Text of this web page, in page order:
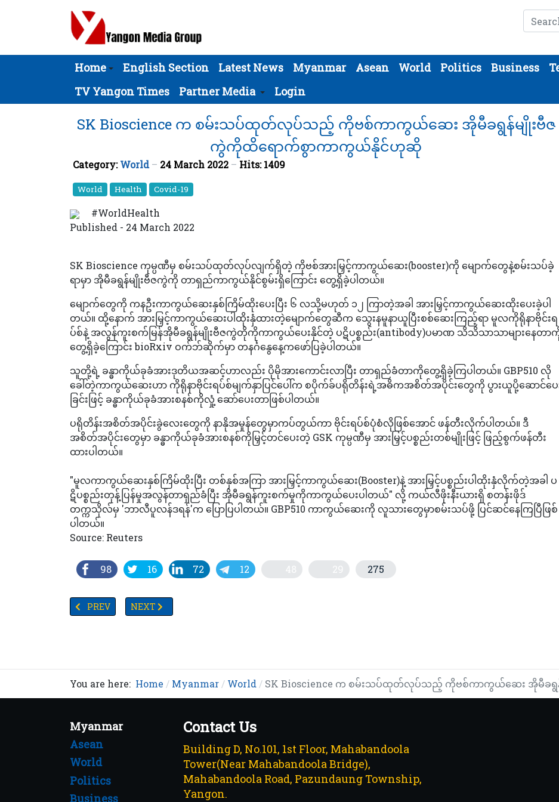
Search
Home English Section Latest News Myanmar Asean World Politics Business
TV Yangon Times
Partner Media Login
SK Bioscience က စမ်းသပ်ထုတ်လုပ်သည့် ကိုဗစ်ကာကွယ်ဆေး အိုမီခရွန်မျိုးဗီဇ
ကွဲကိုထိရောက်စွာကာကွယ်နိုင်ဟုဆို
Category:World 24 March 2022 Hits: 1409
World Health Covid-19
#WorldHealth
Published - 24 March 2022
SK Bioscience ကုမ္ပဏီမှ စမ်းသပ်ထုတ်လုပ်လျက်ရှိတဲ့ ကိုဗစ်အားမြှင့်ကာကွယ်ဆေး(booster)ကို မျောက်တွေနဲ့စမ်းသပ်ခဲ့
ရာမှာ အိုမီခရွန်မျိုးဗီဇကွဲကို တာရှည်ကာကွယ်နိုင်စွမ်းရှိကြောင်း တွေ့ရှိခဲ့ပါတယ်။
မျောက်တွေကို ကနဦးကာကွယ်ဆေးနှစ်ကြိမ်ထိုးပေးပြီး ၆ လသို့မဟုတ် ၁၂ ကြာတဲ့အခါ အားမြှင့်ကာကွယ်ဆေးထိုးပေးခဲ့ပါ
တယ်။ ထို့နောက် အားမြှင့်ကာကွယ်ဆေးပါထိုးနှံထားတဲ့မျောက်တွေဆီက သွေးနမူနာယူပြီးစစ်ဆေးကြည့်ရာ မူလကိုရိုနာဗိုင်းရ
ပ်စ်နဲ့ အလွန်ကူးစက်မြန်အိုမီခရွန်မျိုးဗီဇကွဲတိုကိုကာကွယ်ပေးနိုင်တဲ့ ပဋိပစ္စည်း(antibody)ပမာဏ သိသိသာသာများနေတာ
တွေ့ရှိခဲ့ကြောင်း bioRxiv ဝက်ဘ်ဆိုက်မှာ တနင်္ဂနွေနေ့ကဖော်ပြခဲ့ပါတယ်။
သူတို့ရဲ့ ခန္ဓာကိုယ်ခုခံအားဒုတိယအဆင့်ဟာလည်း ပိုမိုအားကောင်းလာပြီး တာရှည်ခံတာကိုတွေ့ရှိခဲ့ကြပါတယ်။ GBP510 လို
ခေါ်တဲ့ကာကွယ်ဆေးဟာ ကိုရိုနာဗိုင်းရပ်စ်မျက်နှာပြင်ပေါ်က စပိုက်ခ်ပရိုတိန်းရဲ့အဓိကအစိတ်အပိုင်းတွေကို ပွားယူပို့ဆောင်ပေ
ခြင်းဖြင့် ခန္ဓာကိုယ်ခုခံအားစနစ်ကိုလှုံ့ ဆော်ပေးတာဖြစ်ပါတယ်။
ပရိုတိန်းအစိတ်အပိုင်းခွဲလေးတွေကို နာနိုအမှုန်တွေမှာကပ်တွယ်ကာ ဗိုင်းရပ်စ်ပုံစံလိုဖြစ်အောင် ဖန်တီးလိုက်ပါတယ်။ ဒီ
အစိတ်အပိုင်းတွေမှာ ခန္ဓာကိုယ်ခုခံအားစနစ်ကိုမြှင့်တင်ပေးတဲ့ GSK ကုမ္ပဏီမှ အားမြှင့်ပစ္စည်းတစ်မျိုးဖြင့် ဖြည့်စွက်ဖန်တီး
ထားပါတယ်။
"မူလကာကွယ်ဆေးနှစ်ကြိမ်ထိုးပြီး တစ်နှစ်အကြာ အားမြှင့်ကာကွယ်ဆေး(Booster)နဲ့ အားမြှင့်ပစ္စည်းပါထိုးနှံလိုက်တဲ့အခါ ပ
ဋိပစ္စည်းတုန့်ပြန်မှုအလွန်တာရှည်ခံပြီး အိုမီခရွန်ကူးစက်မှုကိုကာကွယ်ပေးပါတယ်" လို့ ကယ်လီဖိုးနီးယားရှိ စတန်းဖိုဒ်
တက္ကသိုလ်မှ 'ဘာလီပူလန်ဒရန်'က ပြောပြပါတယ်။ GBP510 ကာကွယ်ဆေးကို လူသားတွေမှာစမ်းသပ်ဖို့ ပြင်ဆင်နေကြပြီဖြစ်
ပါတယ်။
Source: Reuters
98 16 72 12 48 29 275
PREVIOUS ARTICLE: ရုရှားမှ ဓာတ်ငွေ့ဝယ်ယူခြင်းအတွက် ရုရှားငွေကြေးဖြင့်ပေးချေရန် ပူတင်အလိုရှိ
PREV NEXT ARTICLE: ကိုဗစ်ရောဂါကူးစက်ခံရသူများ ဆီးချိုရောဂါဖြစ်ပွားနိုင်ချေရှိနေသည်ဟု လူနာမှတ်တမ်းများတွင်ဖော်ပြ
NEXT
You are here: Home Myanmar World SK Bioscience က စမ်းသပ်ထုတ်လုပ်သည့် ကိုဗစ်ကာကွယ်ဆေး အိုမီခ
Myanmar
Asean
World
Politics
Business
Contact Us
Building D, No.101, 1st Floor, Mahabandoola
Tower(Near Mahabandoola Bridge),
Mahabandoola Road, Pazundaung Township,
Yangon.